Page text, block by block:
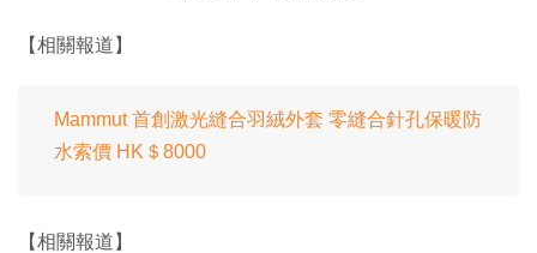
【相關報道】
Mammut 首創激光縫合羽絨外套 零縫合針孔保暖防
水索價 HK＄8000
【相關報道】